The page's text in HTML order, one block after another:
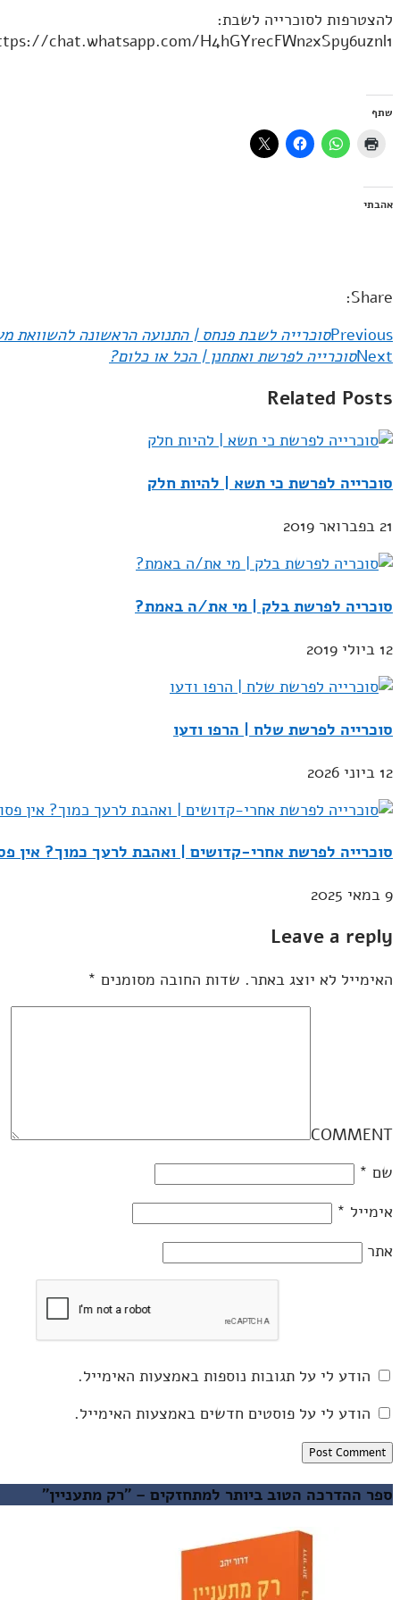
להצטרפות לסוכרייה לשבת:
chat.whatsapp.com/H4hGYrecFWn2xSpy6uznl1
שתף
אהבתי
Share:
Previousסוכרייה לשבת פנחס | התנועה הראשונה להשוואת
Nextסוכרייה לפרשת ואתחנן | הכל או כלום?
Related Posts
סוכרייה לפרשת כי תשא | להיות חלק
21 בפברואר 2019
סוכריה לפרשת בלק | מי את/ה באמת?
12 ביולי 2019
סוכרייה לפרשת שלח | הרפו ודעו
12 ביוני 2026
סוכרייה לפרשת אחרי-קדושים | ואהבת לרעך כמוך? אין
9 במאי 2025
Leave a reply
האימייל לא יוצג באתר. שדות החובה מסומנים *
COMMENT
שם *
אימייל *
אתר
הודע לי על תגובות נוספות באמצעות האימייל.
הודע לי על פוסטים חדשים באמצעות האימייל.
ספר ההדרכה הטוב ביותר למתחזקים – "רק מתעניין"